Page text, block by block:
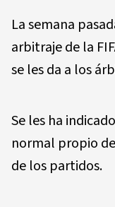
La semana
arbitraje de la
se les da a los
Se les ha
normal propio
de los partidos.